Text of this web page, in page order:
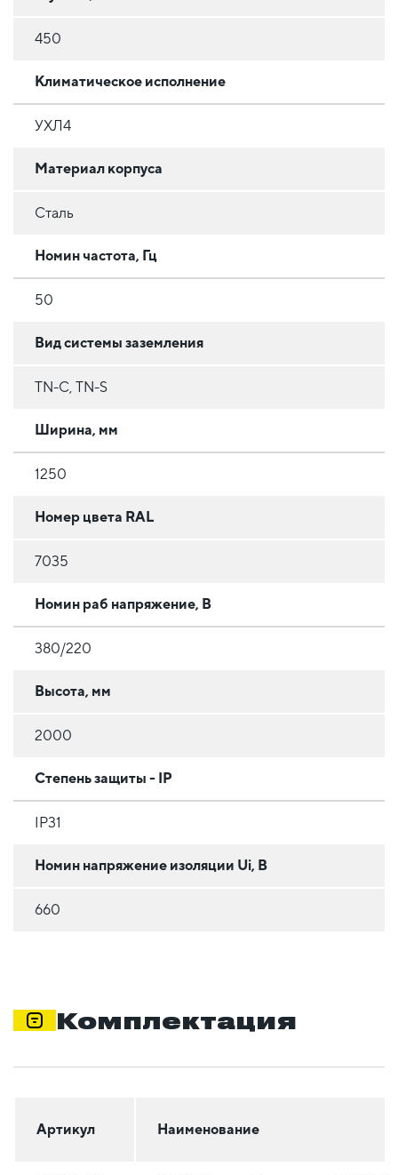
450
Климатическое исполнение
УХЛ4
Материал корпуса
Сталь
Номин частота, Гц
50
Вид системы заземления
TN-C, TN-S
Ширина, мм
1250
Номер цвета RAL
7035
Номин раб напряжение, В
380/220
Высота, мм
2000
Степень защиты - IP
IP31
Номин напряжение изоляции Ui, В
660
Комплектация
Артикул Наименование